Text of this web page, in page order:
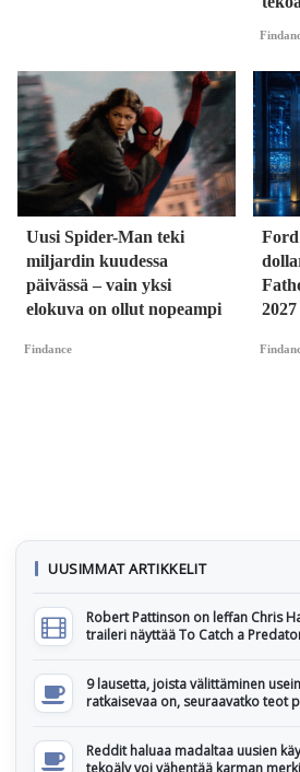
Uusi Spider-Man teki
miljardin kuudessa
päivässä – vain yksi
elokuva on ollut nopeampi
Findance
Ford
2027
UUSIMMAT ARTIKKELIT
Robert Pattinson on leffan Chris
traileri näyttää To Catch a
9 lausetta, joista välittäminen
ratkaisevaa on, seuraavatko teot
Reddit haluaa madaltaa uusien
tekoäly voi vähentää karman